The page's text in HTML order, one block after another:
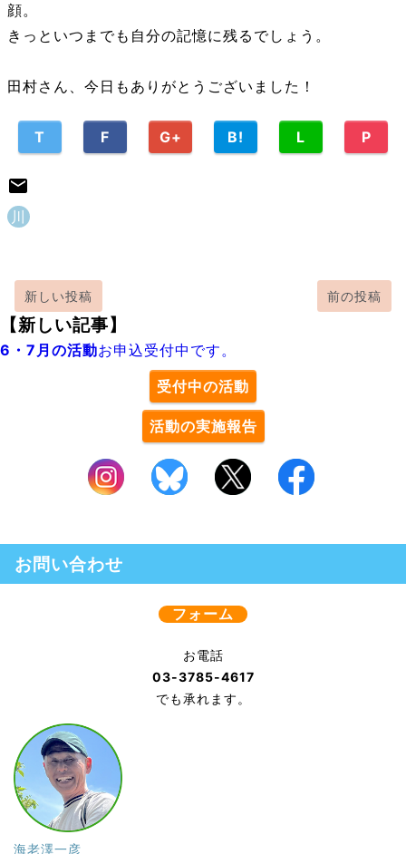
顔。
きっといつまでも自分の記憶に残るでしょう。
田村さん、今日もありがとうございました！
T F G+ B! L P
川
新しい投稿 前の投稿
【新しい記事】
6・7月の活動お申込受付中です。
受付中の活動
活動の実施報告
お問い合わせ
フォーム
お電話
03-3785-4617
でも承れます。
海老澤一彦